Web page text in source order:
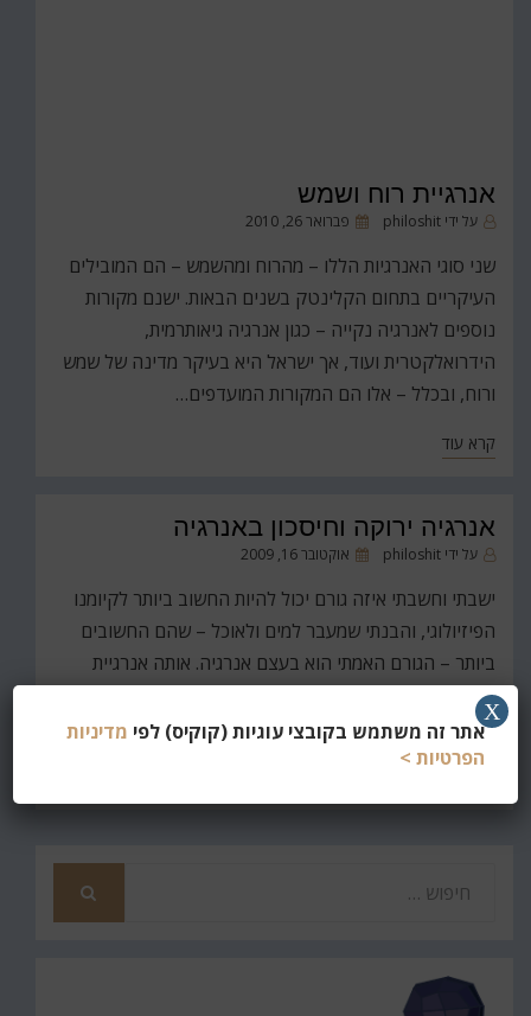
אנרגיית רוח ושמש
על ידי philoshit
פורסםפברואר 26, 2010
שני סוגי האנרגיות הללו – מהרוח ומהשמש – הם המובילים
העיקריים בתחום הקלינטק בשנים הבאות. ישנם מקורות
נוספים לאנרגיה נקייה – כגון אנרגיה גיאותרמית,
הידרואלקטרית ועוד, אך ישראל היא בעיקר מדינה של שמש
ורוח, ובכלל – אלו הם המקורות המועדפים…
קרא עוד
אנרגיה ירוקה וחיסכון באנרגיה
על ידי philoshit
פורסםאוקטובר 16, 2009
ישבתי וחשבתי איזה גורם יכול להיות החשוב ביותר לקיומנו
הפיזיולוגי, והבנתי שמעבר למים ולאוכל – שהם החשובים
ביותר – הגורם האמתי הוא בעצם אנרגיה. אותה אנרגיית
חשמל שמאפשרת לנו להדליק אורות, להפעיל מכשירים
חשמליים, לנהוג בכלי רכב ובעצם לנהל את…
אתר זה משתמש בקובצי עוגיות (קוקיס) לפי מדיניות
הפרטיות >
X